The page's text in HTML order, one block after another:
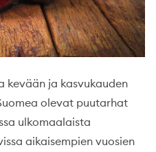
kevään ja kasvukauden
olevat puutarhat
ulkomaalaista
aikaisempien vuosien